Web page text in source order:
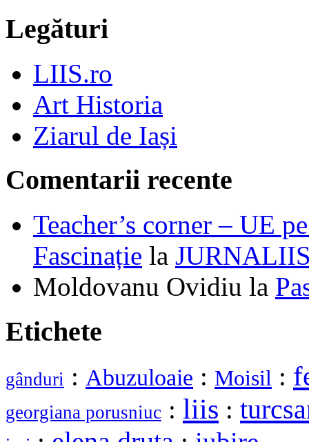
Legături
LIIS.ro
Art Historia
Ziarul de Iași
Comentarii recente
Teacher’s corner – UE
Fascinație la
Moldovanu Ovidiu la
Etichete
gânduri : Abuzuloaie : Moisil :
georgiana porusniuc : liis :